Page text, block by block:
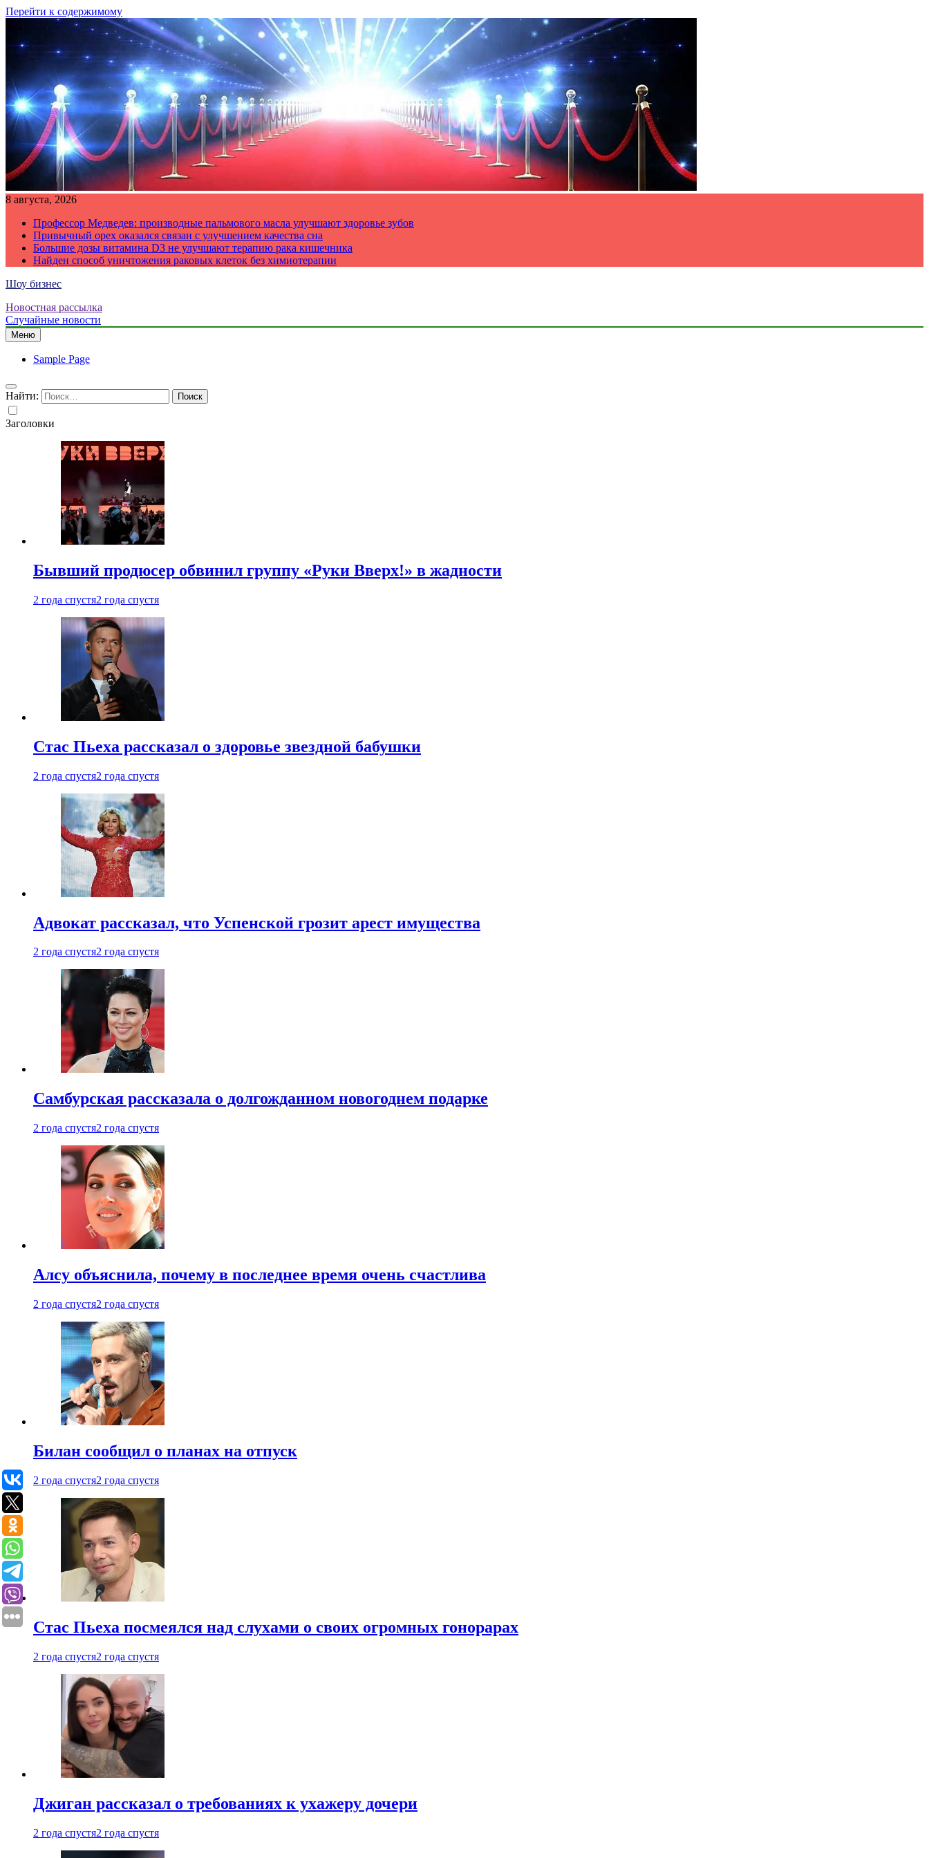
Перейти к содержимому
8 августа, 2026
Профессор Медведев: производные пальмового масла улучшают здоровье зубов
Привычный орех оказался связан с улучшением качества сна
Большие дозы витамина D3 не улучшают терапию рака кишечника
Найден способ уничтожения раковых клеток без химиотерапии
Шоу бизнес
Новостная рассылка
Случайные новости
Меню
Sample Page
Найти:
Заголовки
Бывший продюсер обвинил группу «Руки Вверх!» в жадности
2 года спустя2 года спустя
Стас Пьеха рассказал о здоровье звездной бабушки
2 года спустя2 года спустя
Адвокат рассказал, что Успенской грозит арест имущества
2 года спустя2 года спустя
Самбурская рассказала о долгожданном новогоднем подарке
2 года спустя2 года спустя
Алсу объяснила, почему в последнее время очень счастлива
2 года спустя2 года спустя
Билан сообщил о планах на отпуск
2 года спустя2 года спустя
Стас Пьеха посмеялся над слухами о своих огромных гонорарах
2 года спустя2 года спустя
Джиган рассказал о требованиях к ухажеру дочери
2 года спустя2 года спустя